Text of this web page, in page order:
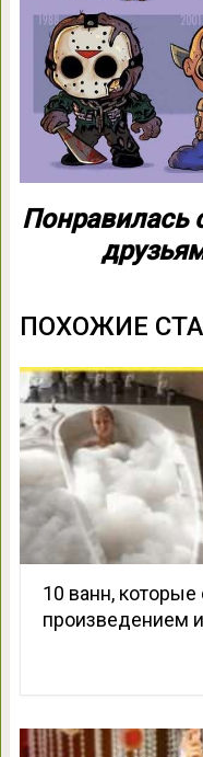
Понравилась
ПОХОЖИЕ
10 ванн,
произведением